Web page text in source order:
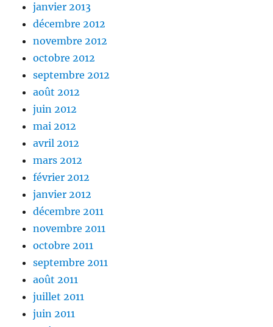
janvier 2013
décembre 2012
novembre 2012
octobre 2012
septembre 2012
août 2012
juin 2012
mai 2012
avril 2012
mars 2012
février 2012
janvier 2012
décembre 2011
novembre 2011
octobre 2011
septembre 2011
août 2011
juillet 2011
juin 2011